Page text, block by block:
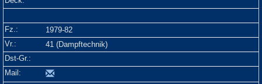
1979-82
41 (Dampftechnik)